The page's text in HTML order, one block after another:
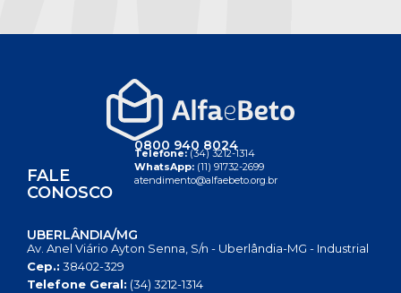
FALE
CONOSCO
0800 940 8024
Telefone:(34) 3212-1314
WhatsApp: (11) 91732-2699
atendimento@alfaebeto.org.br
UBERLÂNDIA/MG
Av. Anel Viário Ayton Senna, S/n - Uberlândia-MG - Industrial
Cep.: 38402-329
Telefone Geral: (34) 3212-1314